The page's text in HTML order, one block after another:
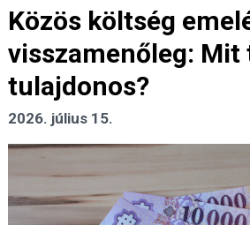
Közös költség
visszamenőleg: Mit
tulajdonos?
2026. július 15.